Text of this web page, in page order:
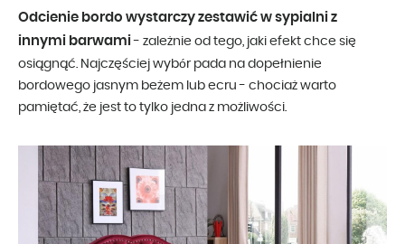
Odcienie bordo wystarczy zestawić w sypialni z
innymi barwami - zależnie od tego, jaki efekt chce się
osiągnąć. Najczęściej wybór pada na dopełnienie
bordowego jasnym beżem lub ecru - chociaż warto
pamiętać, że jest to tylko jedna z możliwości.